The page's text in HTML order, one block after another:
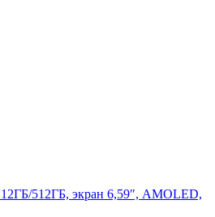
512ГБ, экран 6,59″, AMOLED,